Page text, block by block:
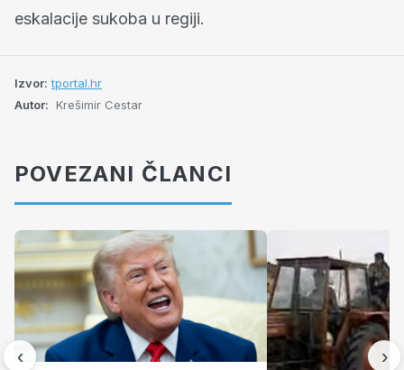
eskalacije sukoba u regiji.
Izvor: tportal.hr
Autor: Krešimir Cestar
POVEZANI ČLANCI
‹ ›